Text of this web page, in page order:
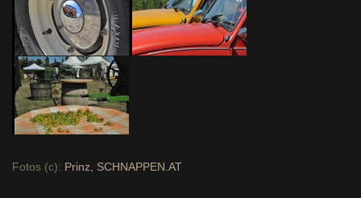
Fotos (c): Prinz, SCHNAPPEN.AT